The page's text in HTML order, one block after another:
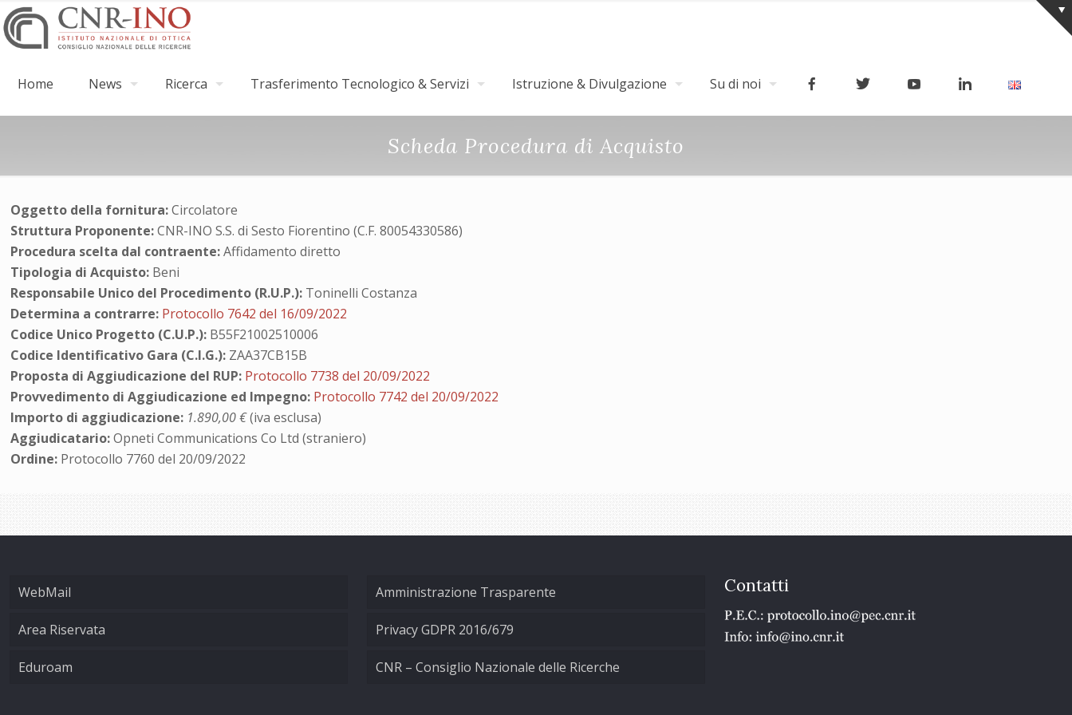
Home News Ricerca Trasferimento Tecnologico & Servizi Istruzione & Divulgazione Su di noi
Scheda Procedura di Acquisto
Oggetto della fornitura:Circolatore
Struttura Proponente:CNR-INO S.S. di Sesto Fiorentino (C.F. 80054330586)
Procedura scelta dal contraente:Affidamento diretto
Tipologia di Acquisto: Beni
Responsabile Unico del Procedimento (R.U.P.): Toninelli Costanza
Determina a contrarre: Protocollo 7642 del 16/09/2022
Codice Unico Progetto (C.U.P.): B55F21002510006
Codice Identificativo Gara (C.I.G.): ZAA37CB15B
Proposta di Aggiudicazione del RUP: Protocollo 7738 del 20/09/2022
Provvedimento di Aggiudicazione ed Impegno: Protocollo 7742 del 20/09/2022
Importo di aggiudicazione: 1.890,00 €(iva esclusa)
Aggiudicatario:Opneti Communications Co Ltd (straniero)
Ordine: Protocollo 7760 del 20/09/2022
WebMail
Area Riservata
Eduroam
Amministrazione Trasparente
Privacy GDPR 2016/679
CNR – Consiglio Nazionale delle Ricerche
Contatti